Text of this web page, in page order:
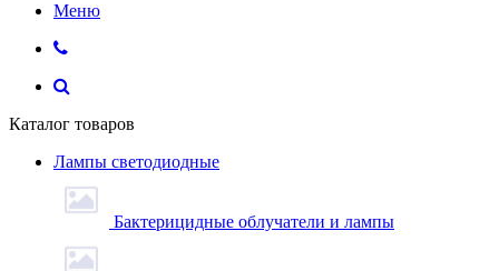
Меню
Каталог товаров
Лампы светодиодные
Бактерицидные облучатели и лампы